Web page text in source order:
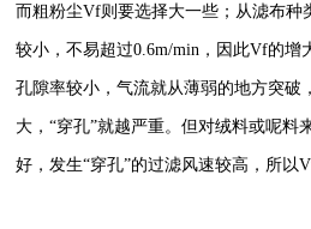
而粗粉尘Vf则要选择大一些；从滤布种
较小，不易超过0.6m/min，因此Vf的增
孔隙率较小，气流就从薄弱的地方突破
大，“穿孔”就越严重。但对绒料或呢料
好，发生“穿孔”的过滤风速较高，所以